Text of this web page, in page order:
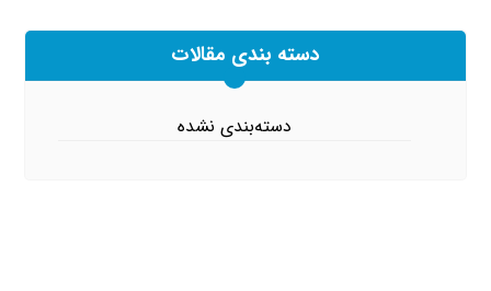
دسته بندی مقالات
دسته‌بندی نشده